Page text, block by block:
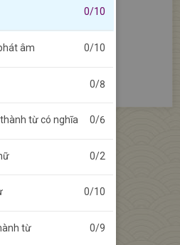
tập 0/10
âm 0/10
0/8
từ có nghĩa 0/6
0/2
0/10
từ 0/9